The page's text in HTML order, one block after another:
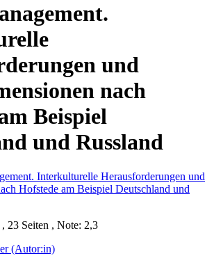
und
nach
Beispiel
und Russland
23 Seiten , Note: 2,3
(Autor:in)